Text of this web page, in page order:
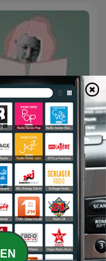
- Gute Nacht
für